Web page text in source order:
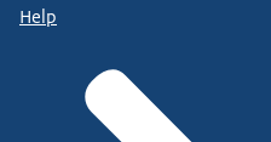
Help